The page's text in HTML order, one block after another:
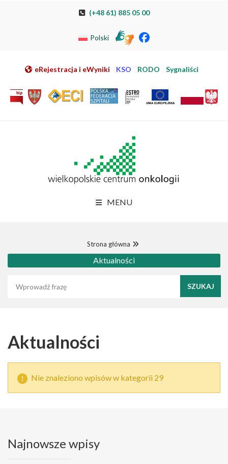
Przeskocz do nawigacji
Przejdź do mapy strony
Przejdź do elektronicznej rejestracji pacjenta
(+48 61) 885 05 00
Polski
eRejestracja i eWyniki KSO RODO Sygnaliści
MENU
Strona główna
Aktualności
Aktualności
Nie znaleziono wpisów w kategorii 29
Najnowsze wpisy